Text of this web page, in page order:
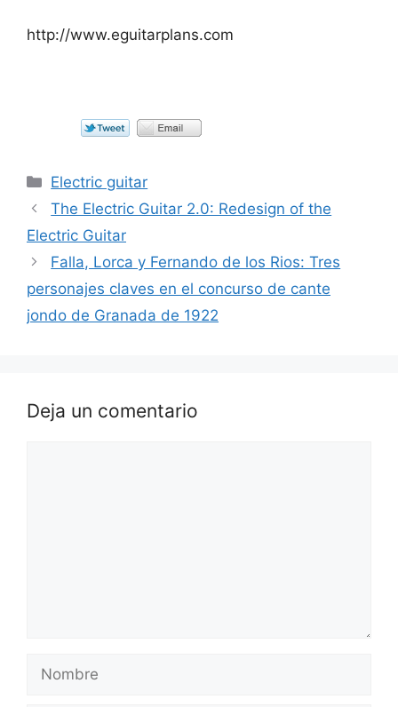
http://www.eguitarplans.com
Categorías
Electric guitar
The Electric Guitar 2.0: Redesign of the
Electric Guitar
Falla, Lorca y Fernando de los Rios: Tres
personajes claves en el concurso de cante
jondo de Granada de 1922
Deja un comentario